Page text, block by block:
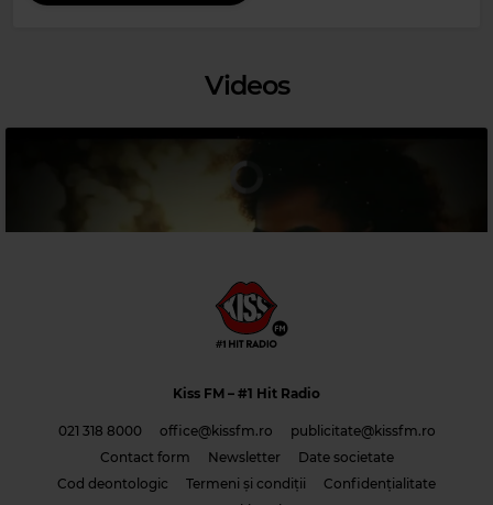
TRAGIC OVERTURE, OP. 81
Videos
Kiss FM – #1 Hit Radio
021 318 8000 office@kissfm.ro
publicitate@kissfm.ro
Contact form
Newsletter
Date societate
Cod deontologic
Termeni și condiții
Confidențialitate